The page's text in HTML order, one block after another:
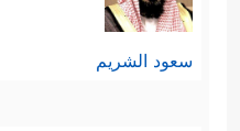
سعود الشريم